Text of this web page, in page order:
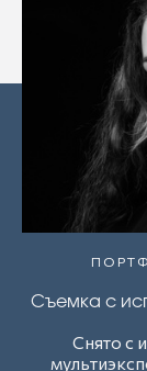
Съемка с
Снято с